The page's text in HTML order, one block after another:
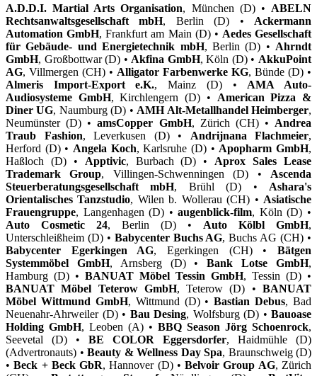
A.D.D.I. Martial Arts Organisation, München (D) • ABELN
Rechtsanwaltsgesellschaft mbH, Berlin (D) • Ackermann
Automation GmbH, Frankfurt am Main (D) • Aedes Gesellschaft
für Gebäude- und Energietechnik mbH, Berlin (D) • Ahrndt
GmbH, Großbottwar (D) • Akfina GmbH, Köln (D) • AkkuPoint
AG, Villmergen (CH) • Alligator Farbenwerke KG, Bünde (D) •
Almeris Import-Export e.K., Mainz (D) • AMA Auto-
Audiosysteme GmbH, Kirchlengern (D) • American Pizza &
Diner UG, Naumburg (D) • AMH Alt-Metallhandel Heimberger,
Neumünster (D) •amsCopper GmbH, Zürich (CH) • Andrea
Traub Fashion, Leverkusen (D) • Andrijnana Flachmeier,
Herford (D) • Angela Koch, Karlsruhe (D) • Apopharm GmbH,
Haßloch (D) • Apptivic, Burbach (D) • Aprox Sales Lease
Trademark Group, Villingen-Schwenningen (D) • Ascenda
Steuerberatungsgesellschaft mbH, Brühl (D) • Ashara's
Orientalisches Tanzstudio, Wilen b. Wollerau (CH) • Asiatische
Frauengruppe, Langenhagen (D) •augenblick-film, Köln (D) •
Auto Cosmetic 24, Berlin (D) • Auto Kölbl GmbH,
Unterschleißheim (D) • Babycenter Buchs AG, Buchs AG (CH) •
Babycenter Egerkingen AG, Egerkingen (CH) •Bätgen
Systemmöbel GmbH, Arnsberg (D) •Bank Lotse GmbH,
Hamburg (D) • BANUAT Möbel Tessin GmbH, Tessin (D) •
BANUAT Möbel Teterow GmbH, Teterow (D) •BANUAT
Möbel Wittmund GmbH, Wittmund (D) •Bastian Debus, Bad
Neuenahr-Ahrweiler (D) • Bau Desing, Wolfsburg (D) • Bauoase
Holding GmbH, Leoben (A) • BBQ Season Jörg Schoenrock,
Seevetal (D) • BE COLOR Eggersdorfer, Haidmühle (D)
(Advertronauts) • Beauty & Wellness Day Spa, Braunschweig (D)
•Beck + Beck GbR, Hannover (D) •Belvoir Group AG, Zürich